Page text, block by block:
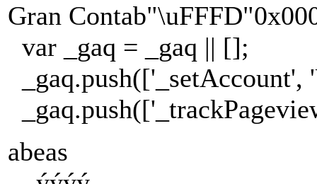
Gran
var _gaq = _gaq || [];
abeas